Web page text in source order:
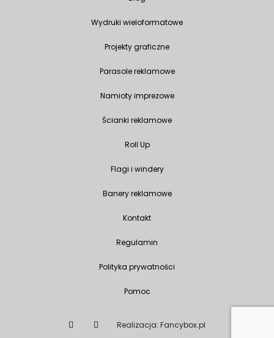
Wydruki wieloformatowe
Projekty graficzne
Parasole reklamowe
Namioty imprezowe
Ścianki reklamowe
Roll Up
Flagi i windery
Banery reklamowe
Kontakt
Regulamin
Polityka prywatności
Pomoc
Realizacja: Fancybox.pl